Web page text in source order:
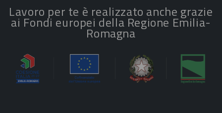
Lavoro per te è realizzato anche grazie
ai Fondi europei della Regione Emilia-
Romagna